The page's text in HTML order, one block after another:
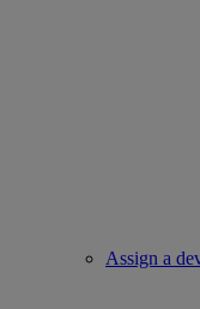
Assign a